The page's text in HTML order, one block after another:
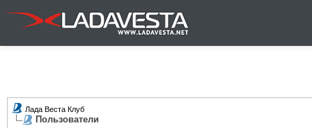
Лада Веста Клуб
Пользователи